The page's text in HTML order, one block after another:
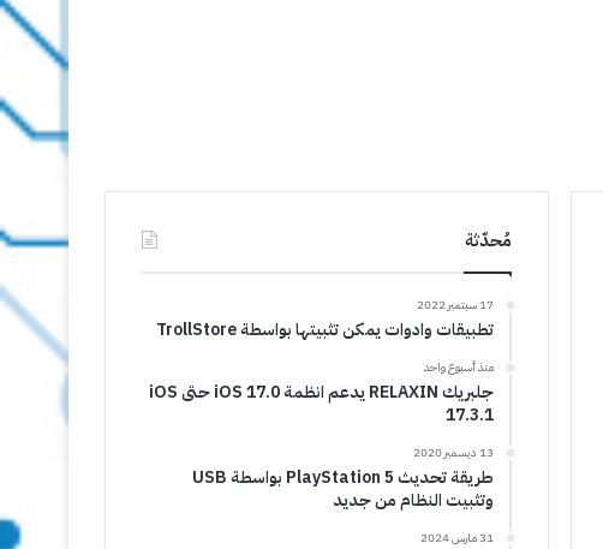
مُحدّثة
17 سبتمبر 2022
تطبيقات وادوات يمكن تثبيتها بواسطة TrollStore
منذ أسبوع واحد
جلبريك RELAXIN يدعم انظمة iOS 17.0 حتى iOS
17.3.1
13 ديسمبر 2020
طريقة تحديث PlayStation 5 بواسطة USB
وتثبيت النظام من جديد
31 مارس 2024